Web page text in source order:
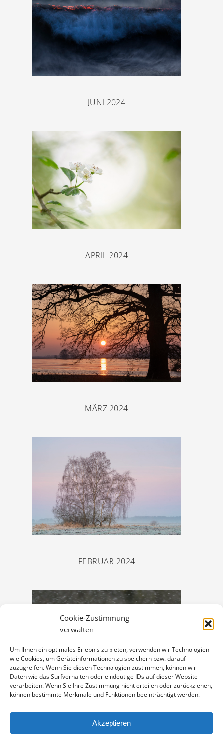
Cookie-Zustimmung
verwalten
Um Ihnen ein optimales Erlebnis zu bieten, verwenden wir Technologien
wie Cookies, um Geräteinformationen zu speichern bzw. darauf
zuzugreifen. Wenn Sie diesen Technologien zustimmen, können wir
Daten wie das Surfverhalten oder eindeutige IDs auf dieser Website
verarbeiten. Wenn Sie Ihre Zustimmung nicht erteilen oder zurückziehen,
können bestimmte Merkmale und Funktionen beeinträchtigt werden.
Akzeptieren
JUNI 2024
APRIL 2024
MÄRZ 2024
FEBRUAR 2024
DEZEMBER 2017